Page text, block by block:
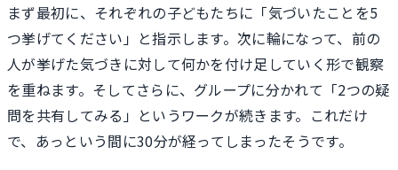
まず最初に、それぞれの子どもたちに「気づいたことを5
つ挙げてください」と指示します。次に輪になって、前の
人が挙げた気づきに対して何かを付け足していく形で観察
を重ねます。そしてさらに、グループに分かれて「2つの疑
問を共有してみる」というワークが続きます。これだけ
で、あっという間に30分が経ってしまったそうです。